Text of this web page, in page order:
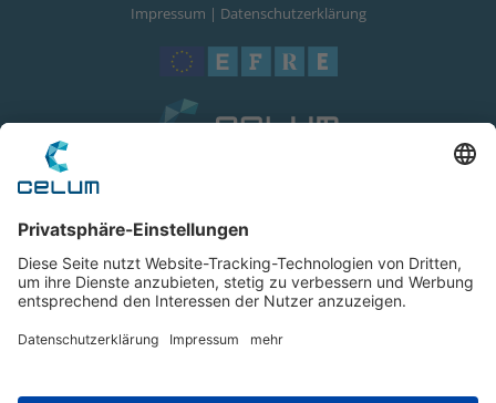
Impressum | Datenschutzerklärung